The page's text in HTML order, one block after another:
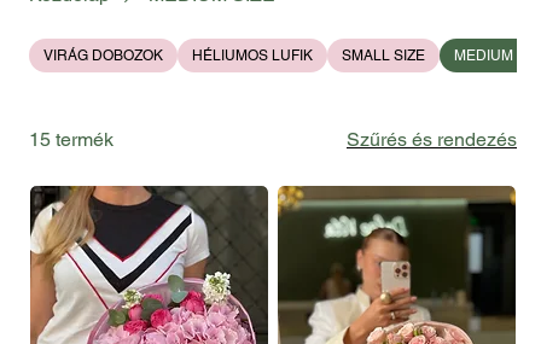
VIRÁG DOBOZOK HÉLIUMOS LUFIK SMALL SIZE MEDIUM
15 termék Szűrés és rendezés